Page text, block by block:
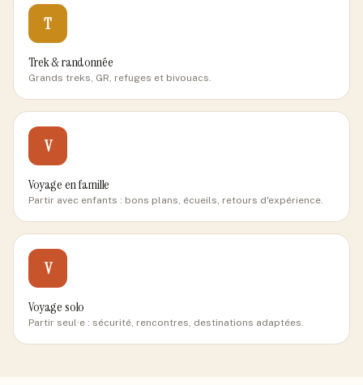
T
Trek & randonnée
Grands treks, GR, refuges et bivouacs.
V
Voyage en famille
Partir avec enfants : bons plans, écueils, retours d'expérience.
V
Voyage solo
Partir seul·e : sécurité, rencontres, destinations adaptées.